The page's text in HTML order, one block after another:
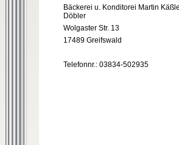
Bäckerei u. Konditorei Martin
Döbler
Wolgaster Str. 13
17489 Greifswald
Telefonnr.: 03834-502935